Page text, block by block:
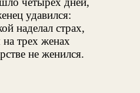
удавился:
наделал страх,
трех женах
не женился.